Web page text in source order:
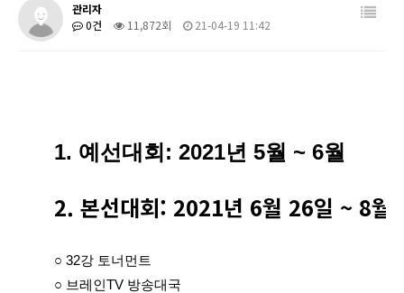
관리자
0건
11,872회 21-04-19 11:42
1. 예선대회: 2021년 5월 ~ 6월
2. 본선대회: 2021년 6월 26일 ~ 8월
○ 32강 토너먼트
○ 브레인TV 방송대국